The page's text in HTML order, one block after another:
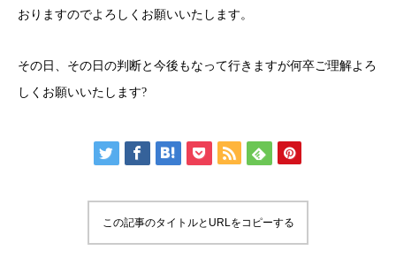
おりますのでよろしくお願いいたします。
その日、その日の判断と今後もなって行きますが何卒ご理解よろ
しくお願いいたします?
この記事のタイトルとURLをコピーする